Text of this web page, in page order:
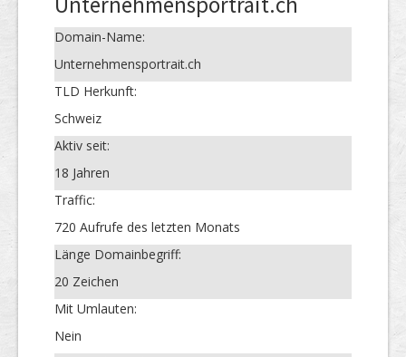
Domain-Name:
Unternehmensportrait.ch
TLD Herkunft:
Schweiz
Aktiv seit:
18 Jahren
Traffic:
720 Aufrufe des letzten Monats
Länge Domainbegriff:
20 Zeichen
Mit Umlauten:
Nein